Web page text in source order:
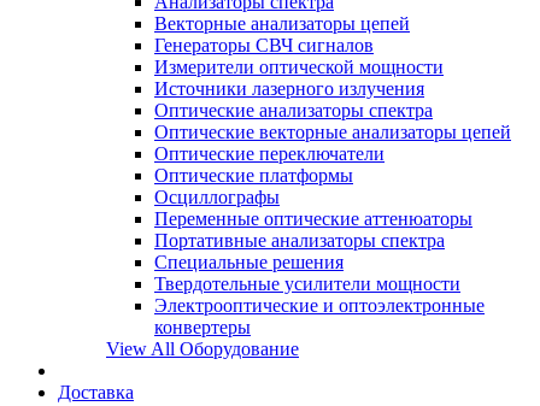
Векторные анализаторы цепей
Генераторы СВЧ сигналов
Измерители оптической мощности
Источники лазерного излучения
Оптические анализаторы спектра
Оптические векторные анализаторы цепей
Оптические переключатели
Оптические платформы
Осциллографы
Переменные оптические аттенюаторы
Портативные анализаторы спектра
Специальные решения
Твердотельные усилители мощности
Электрооптические и оптоэлектронные
конвертеры
View All Оборудование
Доставка